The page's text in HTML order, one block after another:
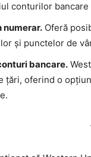
conturilor
numerar. Oferă
și punctelor de
bancare.
țări, oferind o